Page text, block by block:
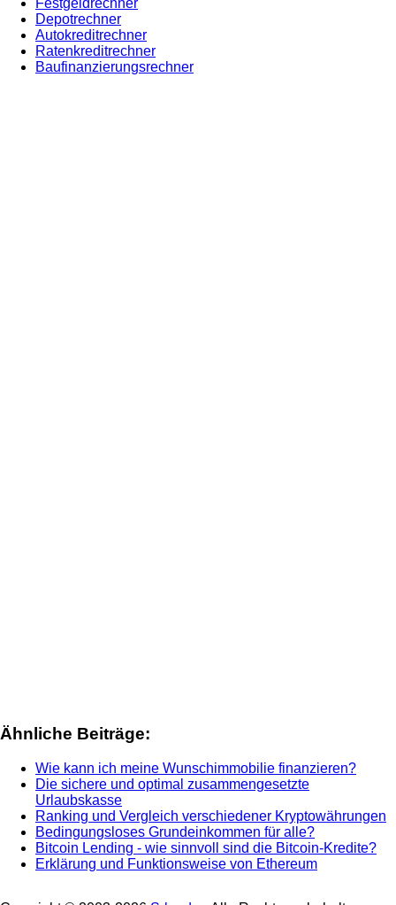
Festgeldrechner
Depotrechner
Autokreditrechner
Ratenkreditrechner
Baufinanzierungsrechner
Ähnliche Beiträge:
Wie kann ich meine Wunschimmobilie finanzieren?
Die sichere und optimal zusammengesetzte
Urlaubskasse
Ranking und Vergleich verschiedener Kryptowährungen
Bedingungsloses Grundeinkommen für alle?
Bitcoin Lending - wie sinnvoll sind die Bitcoin-Kredite?
Erklärung und Funktionsweise von Ethereum